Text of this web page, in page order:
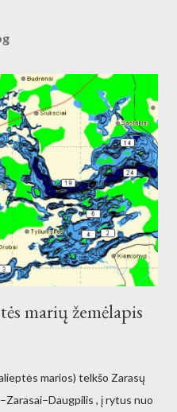
marių žemėlapis
marios) telkšo Zarasų
, į rytus nuo